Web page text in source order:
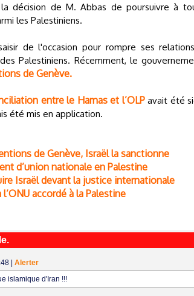
décision de M. Abbas de poursuivre à
les Palestiniens.
de l'occasion pour rompre ses
Palestiniens. Récemment, le
de Genève.
entre le Hamas et l’OLPavait été
été mis en application.
de Genève, Israël la sanctionne
d’union nationale en Palestine
Israël devant la justice internationale
accordé à la Palestine
Alerter
islamique d'Iran !!!